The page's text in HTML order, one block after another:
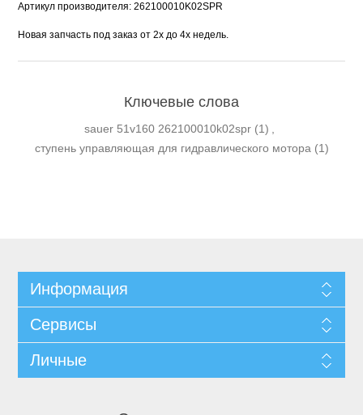
Артикул производителя: 262100010K02SPR
Новая запчасть под заказ от 2х до 4х недель.
Ключевые слова
sauer 51v160 262100010k02spr (1) ,
ступень управляющая для гидравлического мотора (1)
Информация
Сервисы
Личные